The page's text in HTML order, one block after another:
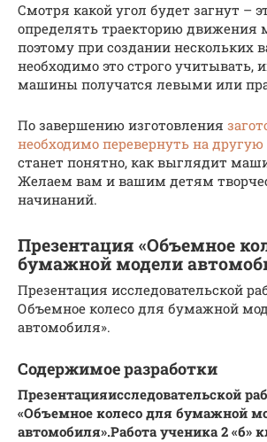
Смотря какой угол будет загнут –
определять траекторию
поэтому при создании нескольких
необходимо это строго учитывать,
машины получатся левыми или
По завершению изготовления
необходимо перевернуть на другую
станет понятно, как выглядит
Желаем вам и вашим детям
начинаний.
Презентация «Объемное
бумажной модели
Презентация исследовательской
Объемное колесо для бумажной
автомобиля».
Содержимое разработки
Презентацияисследовательской
«Объемное колесо для бумажной
автомобиля».Работа ученика 2 «б»